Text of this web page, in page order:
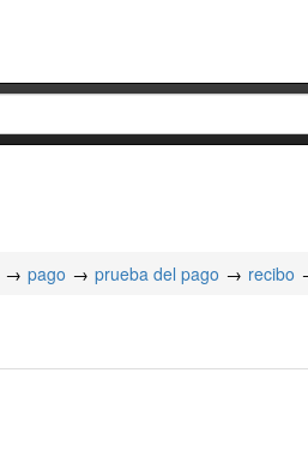
pago prueba del pago recibo